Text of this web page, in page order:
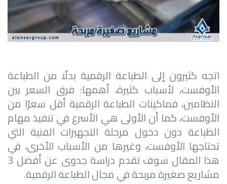
اتجه كثيرون إلى الطباعة الرقمية بدلًا من الطباعة
الأوفست، لأسباب كثيرة، أهمها: فرق السعر بين
النظامين، فماكينات الطباعة الرقمية أقل سعرًا من
الأوفست، كما أن الأولى هي الأسرع في تنفيذ مهام
الطباعة دون دخول مرحلة التجهيزات الفنية التي
تحتاجها الأوفست، وغيرها من الأسباب الأخرى، في
هذا المقال سوف نقدم دراسة جدوى عن أفضل 3
مشاريع صغيرة مربحة في مجال الطباعة الرقمية.